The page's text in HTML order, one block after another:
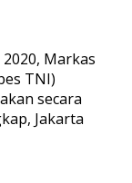
Markas
TNI)
secara
Jakarta